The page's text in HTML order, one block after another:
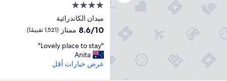
c
o
r
t
e
d
مكان
إقامة
مصنف
4.0
نجوم
ميدان الكاتدرائية
8.6
10،
ممتاز،
(1,521
8.6/10 ممتاز (1,521 تقييمًا)
"
L
o
"Lovely place to stay"
Anita
عرض خيارات أقل